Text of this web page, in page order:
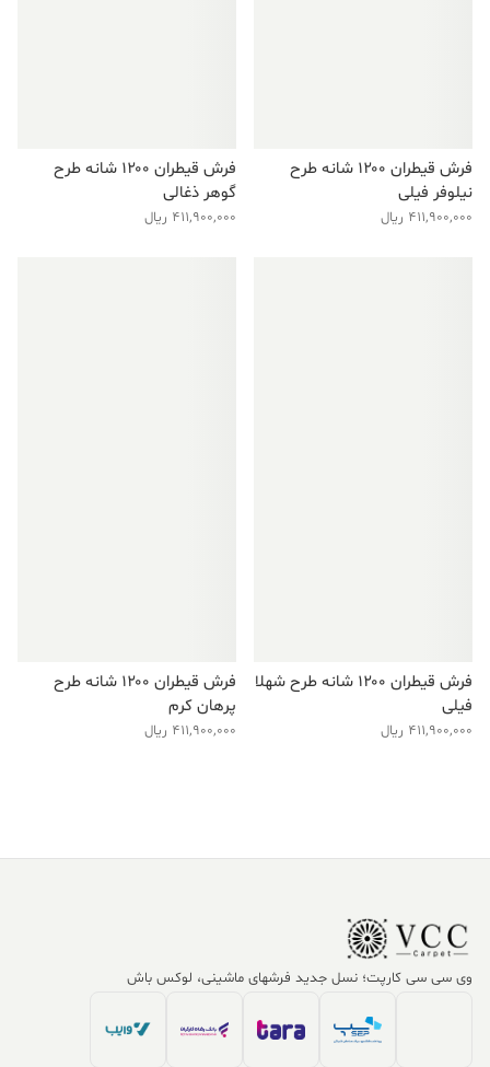
فرش قیطران ۱۲۰۰ شانه طرح
نیلوفر فیلی
411,900,000 ریال
فرش قیطران ۱۲۰۰ شانه طرح
گوهر ذغالی
411,900,000 ریال
فرش قیطران ۱۲۰۰ شانه طرح شهلا
فیلی
411,900,000 ریال
فرش قیطران ۱۲۰۰ شانه طرح
پرهان کرم
411,900,000 ریال
وی سی سی کارپت؛ نسل جدید فرشهای ماشینی، لوکس باش